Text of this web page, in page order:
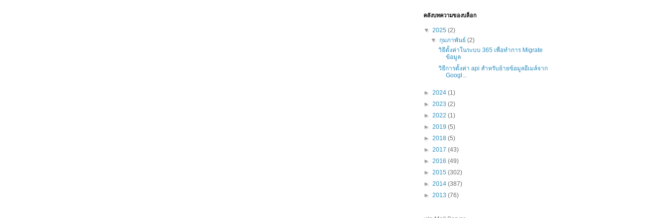
คลังบทความของบล็อก
▼ 2025 (2)
▼ กุมภาพันธ์(2)
วิธีตั้งค่าในระบบ 365 เพื่อทำการ Migrate
ข้อมูล
วิธีการตั้งค่า api สำหรับย้ายข้อมูลอีเมล์จาก
Googl...
► 2024 (1)
► 2023 (2)
► 2022 (1)
► 2019 (5)
► 2018 (5)
► 2017 (43)
► 2016 (49)
► 2015 (302)
► 2014 (387)
► 2013 (76)